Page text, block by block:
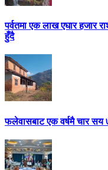
पर्वतमा एक लाख एघार हजार
हुँदै
फलेवासबाट एक वर्षमै चार सय